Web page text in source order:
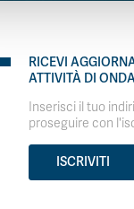
RICEVI
ATTIVITÀ DI
Inserisci il tuo
proseguire con
ISCRIVITI